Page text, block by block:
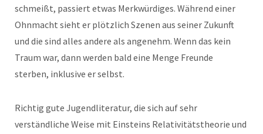
schmeißt, passiert etwas Merkwürdiges. Während einer
Ohnmacht sieht er plötzlich Szenen aus seiner Zukunft
und die sind alles andere als angenehm. Wenn das kein
Traum war, dann werden bald eine Menge Freunde
sterben, inklusive er selbst.
Richtig gute Jugendliteratur, die sich auf sehr
verständliche Weise mit Einsteins Relativitätstheorie und